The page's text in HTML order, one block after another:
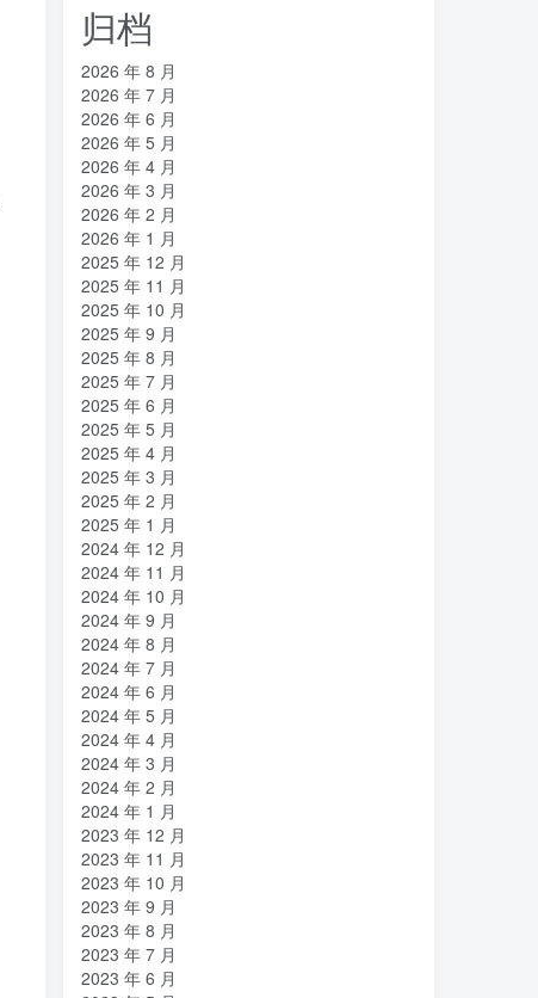
归档
2026 年 8 月
2026 年 7 月
2026 年 6 月
2026 年 5 月
2026 年 4 月
2026 年 3 月
2026 年 2 月
2026 年 1 月
2025 年 12 月
2025 年 11 月
2025 年 10 月
2025 年 9 月
2025 年 8 月
2025 年 7 月
2025 年 6 月
2025 年 5 月
2025 年 4 月
2025 年 3 月
2025 年 2 月
2025 年 1 月
2024 年 12 月
2024 年 11 月
2024 年 10 月
2024 年 9 月
2024 年 8 月
2024 年 7 月
2024 年 6 月
2024 年 5 月
2024 年 4 月
2024 年 3 月
2024 年 2 月
2024 年 1 月
2023 年 12 月
2023 年 11 月
2023 年 10 月
2023 年 9 月
2023 年 8 月
2023 年 7 月
2023 年 6 月